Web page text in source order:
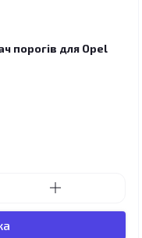
порогів для Opel